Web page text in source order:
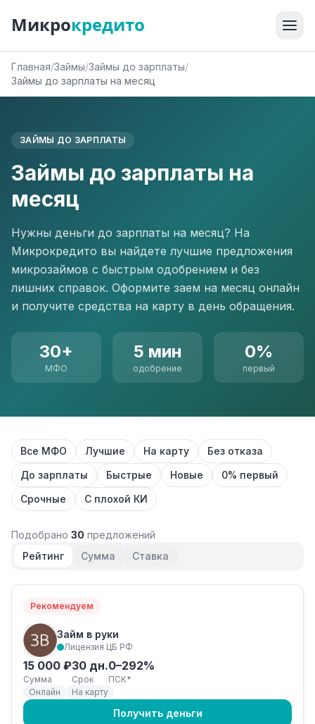
Микрокредито
Главная/Займы/Займы до зарплаты/
Займы до зарплаты на месяц
ЗАЙМЫ ДО ЗАРПЛАТЫ
Займы до зарплаты на
месяц
Нужны деньги до зарплаты на месяц? На
Микрокредито вы найдете лучшие предложения
микрозаймов с быстрым одобрением и без
лишних справок. Оформите заем на месяц онлайн
и получите средства на карту в день обращения.
30+
МФО
5 мин
одобрение
0%
первый
Все МФО Лучшие На карту
Без отказа
До зарплаты
Быстрые Новые
0% первый
Срочные
С плохой КИ
Подобрано 30 предложений
Рейтинг
Сумма Ставка
Рекомендуем
Займ в руки
Лицензия ЦБ РФ
15 000 ₽
Сумма
30 дн.
Срок
0–292%
ПСК*
Онлайн
На карту
Получить деньги